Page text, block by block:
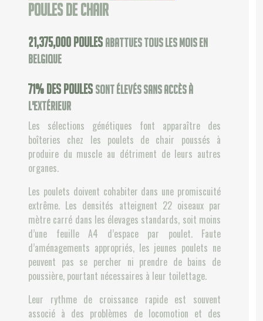
Poules de chair
25,000,000 poulesabattues tous les mois en
Belgique
83% des poulessont élevés sans accès à
l'extérieur
Les sélections génétiques font apparaître des
boîteries chez les poulets de chair poussés à
produire du muscle au détriment de leurs autres
organes.
Les poulets doivent cohabiter dans une promiscuité
extrême. Les densités atteignent 22 oiseaux par
mètre carré dans les élevages standards, soit moins
d’une feuille A4 d’espace par poulet. Faute
d’aménagements appropriés, les jeunes poulets ne
peuvent pas se percher ni prendre de bains de
poussière, pourtant nécessaires à leur toilettage.
Leur rythme de croissance rapide est souvent
associé à des problèmes de locomotion et des